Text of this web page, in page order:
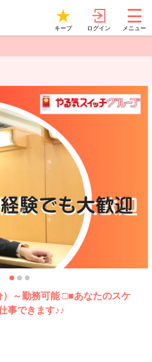
キープ ログイン メニュー
～勤務可能 □■あなたのスケ
事できます♪♪